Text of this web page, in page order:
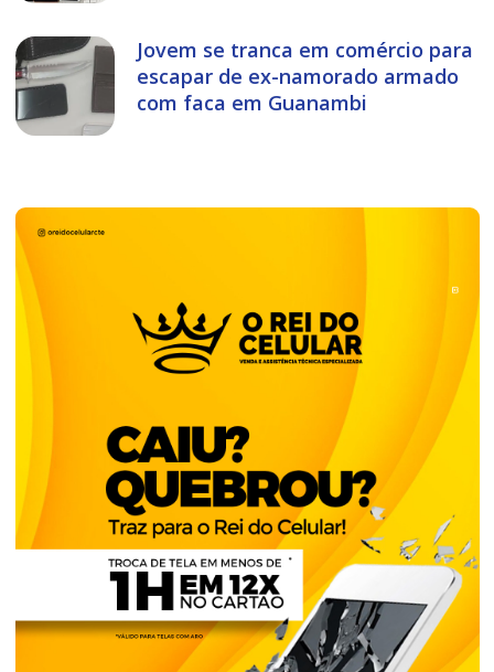
Jovem se tranca em comércio para
escapar de ex-namorado armado
com faca em Guanambi